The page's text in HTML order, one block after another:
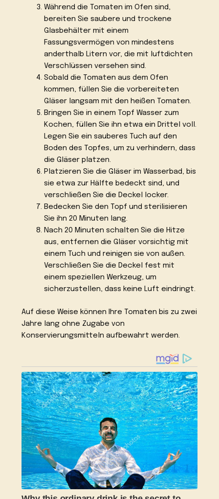
Während die Tomaten im Ofen sind,
bereiten Sie saubere und trockene
Glasbehälter mit einem
Fassungsvermögen von mindestens
anderthalb Litern vor, die mit luftdichten
Verschlüssen versehen sind.
Sobald die Tomaten aus dem Ofen
kommen, füllen Sie die vorbereiteten
Gläser langsam mit den heißen Tomaten.
Bringen Sie in einem Topf Wasser zum
Kochen, füllen Sie ihn etwa ein Drittel voll.
Legen Sie ein sauberes Tuch auf den
Boden des Topfes, um zu verhindern, dass
die Gläser platzen.
Platzieren Sie die Gläser im Wasserbad, bis
sie etwa zur Hälfte bedeckt sind, und
verschließen Sie die Deckel locker.
Bedecken Sie den Topf und sterilisieren
Sie ihn 20 Minuten lang.
Nach 20 Minuten schalten Sie die Hitze
aus, entfernen die Gläser vorsichtig mit
einem Tuch und reinigen sie von außen.
Verschließen Sie die Deckel fest mit
einem speziellen Werkzeug, um
sicherzustellen, dass keine Luft eindringt.
Auf diese Weise können Ihre Tomaten bis zu zwei
Jahre lang ohne Zugabe von
Konservierungsmitteln aufbewahrt werden.